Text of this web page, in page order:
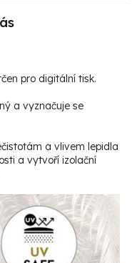
pro digitální tisk.
a vyznačuje se
a vlivem lepidla
a vytvoří izolační